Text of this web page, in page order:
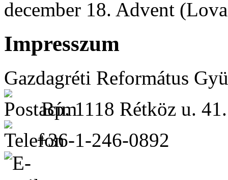
december 18. Advent
Impresszum
Gazdagréti Református
Bp. 1118 Rétköz u. 41.
+36-1-246-0892